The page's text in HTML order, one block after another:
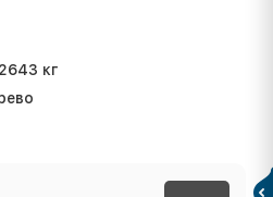
2643 кг